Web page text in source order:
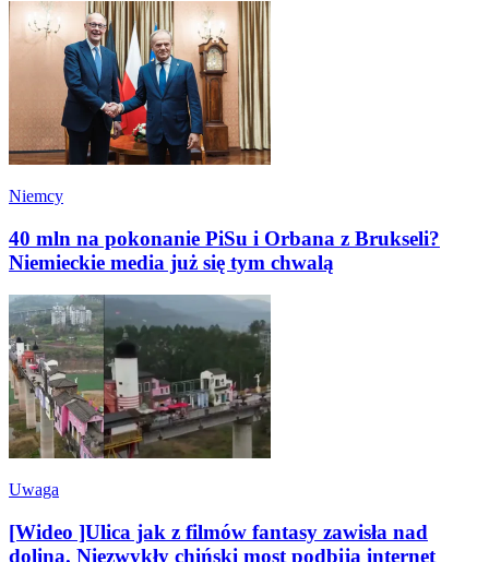
Niemcy
40 mln na pokonanie PiSu i Orbana z Brukseli?
Niemieckie media już się tym chwalą
Uwaga
[Wideo ]Ulica jak z filmów fantasy zawisła nad
doliną. Niezwykły chiński most podbija internet